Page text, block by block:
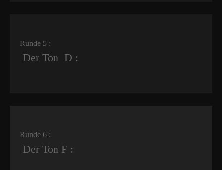
Runde 5 :
Der Ton D :
Runde 6 :
Der Ton F :